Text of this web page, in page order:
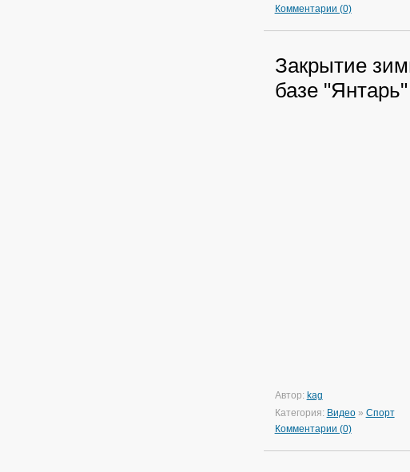
Комментарии (0)
Закрытие
базе "Янтарь"
Автор: kag
Категория: Видео» Спорт
Комментарии (0)